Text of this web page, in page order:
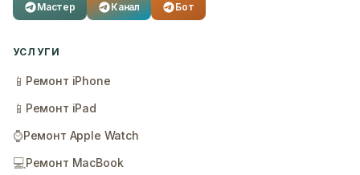
Мастер Канал Бот
УСЛУГИ
📱 Ремонт iPhone
📱 Ремонт iPad
⌚Ремонт Apple Watch
💻Ремонт MacBook